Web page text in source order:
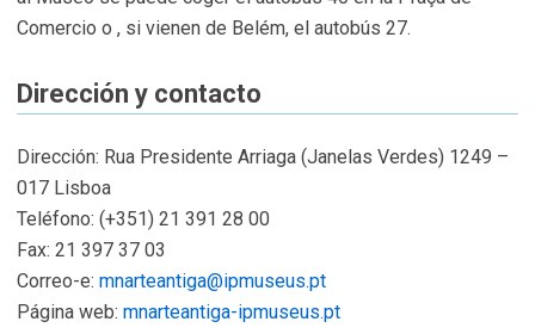
Comercio o , si vienen de Belém, el autobús 27.
Dirección y contacto
Dirección: Rua Presidente Arriaga (Janelas Verdes) 1249 –
017 Lisboa
Teléfono: (+351) 21 391 28 00
Fax: 21 397 37 03
Correo-e: mnarteantiga@ipmuseus.pt
Página web: mnarteantiga-ipmuseus.pt